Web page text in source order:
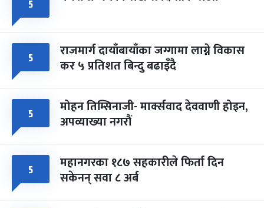
५
५ राजमार्ग दायाँबायाँका जग्गामा लाग्ने विकास
कर ५ प्रतिशत बिन्दु बढाइँदै
५ मोहन तिम्सिनाजी- मार्क्सवाद देववाणी होइन,
अपव्याख्या नगरौं
५ महानगरका १८७ सहकारीले फिर्ता दिन
सकेनन् सवा ८ अर्ब